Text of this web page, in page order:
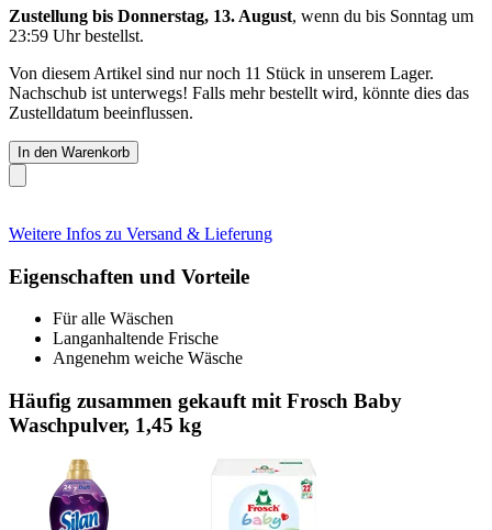
Zustellung bis Donnerstag, 13. August, wenn du bis Sonntag um
23:59 Uhrbestellst.
Von diesem Artikel sind nur noch 11 Stück in unserem Lager.
Nachschub ist unterwegs! Falls mehr bestellt wird, könnte dies das
Zustelldatum beeinflussen.
In den Warenkorb
Weitere Infos zu Versand & Lieferung
Eigenschaften und Vorteile
Für alle Wäschen
Langanhaltende Frische
Angenehm weiche Wäsche
Häufig zusammen gekauft mit Frosch Baby
Waschpulver, 1,45 kg